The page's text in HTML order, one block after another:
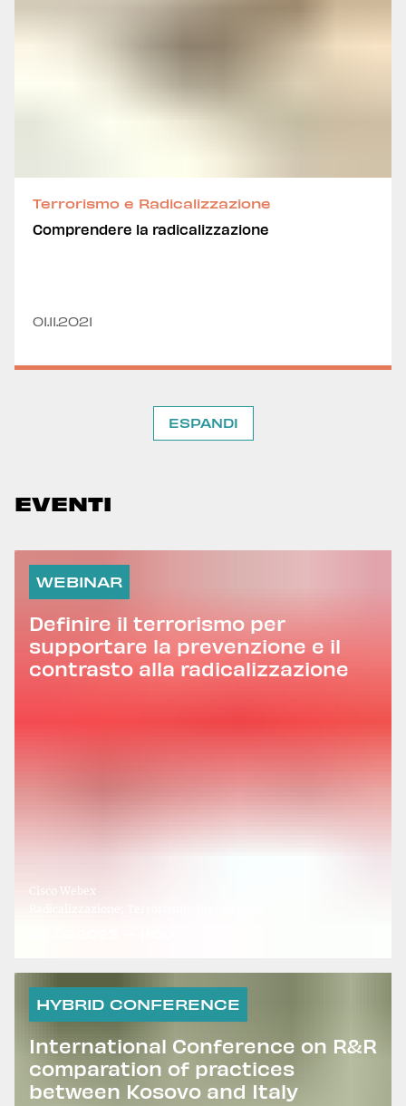
Terrorismo e Radicalizzazione
Comprendere la radicalizzazione
01.11.2021
ESPANDI
EVENTI
WEBINAR
Definire il terrorismo per
supportare la prevenzione e il
contrasto alla radicalizzazione
Cisco Webex
HYBRID CONFERENCE
International Conference on R&R
comparation of practices
between Kosovo and Italy